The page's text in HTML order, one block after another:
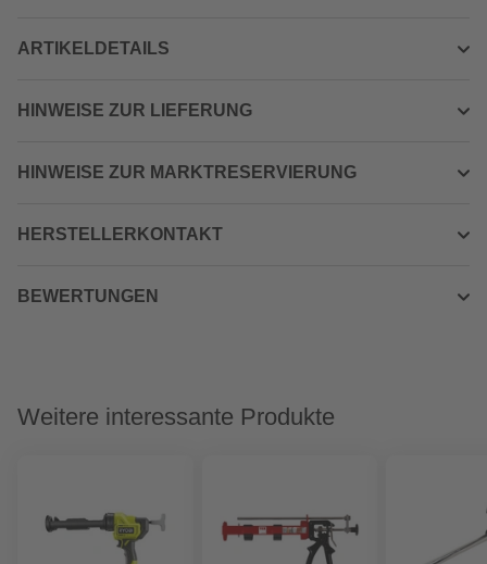
ARTIKELDETAILS
HINWEISE ZUR LIEFERUNG
HINWEISE ZUR MARKTRESERVIERUNG
HERSTELLERKONTAKT
BEWERTUNGEN
Weitere interessante Produkte